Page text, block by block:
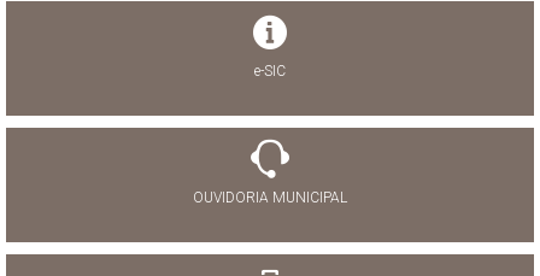
e-SIC
OUVIDORIA MUNICIPAL